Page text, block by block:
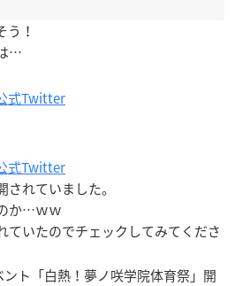
う！
…
式Twitter
式Twitter
れていました。
か…ｗｗ
ていたのでチェックしてみてくださ
ント「白熱！夢ノ咲学院体育祭」開